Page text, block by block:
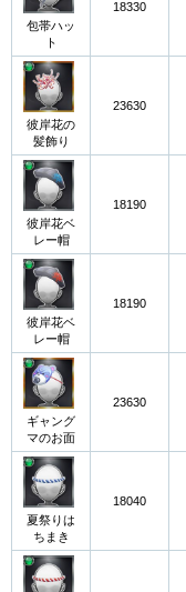
包帯ハッ
ト
18330
彼岸花の
髪飾り
23630
彼岸花ベ
レー帽
18190
彼岸花ベ
レー帽
18190
ギャング
マのお面
23630
夏祭りは
ちまき
18040